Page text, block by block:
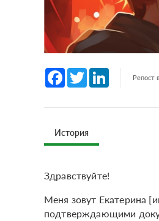
Facebook
Twitter LinkedInРепост
История
Здравствуйте!
Меня зовут Екатерина
подтверждающими